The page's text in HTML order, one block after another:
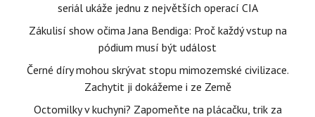
seriál ukáže jednu z největších operací CIA
Zákulisí show očima Jana Bendiga: Proč každý vstup na
pódium musí být událost
Černé díry mohou skrývat stopu mimozemské civilizace.
Zachytit ji dokážeme i ze Země
Octomilky v kuchyni? Zapomeňte na plácačku, trik za